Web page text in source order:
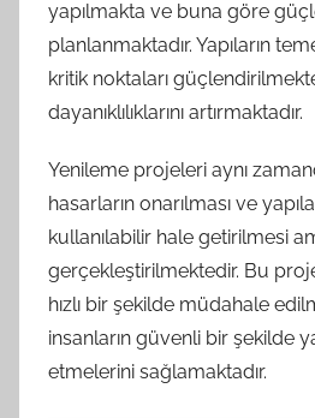
yapılmakta ve buna göre
planlanmaktadır. Yapıların
kritik noktaları
dayanıklılıklarını artırmaktadır.
Yenileme projeleri aynı
hasarların onarılması ve
kullanılabilir hale getirilmesi
gerçekleştirilmektedir. Bu
hızlı bir şekilde müdahale
insanların güvenli bir şekilde
etmelerini sağlamaktadır.